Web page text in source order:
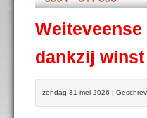
dankzij
zondag 31 mei 2026 |